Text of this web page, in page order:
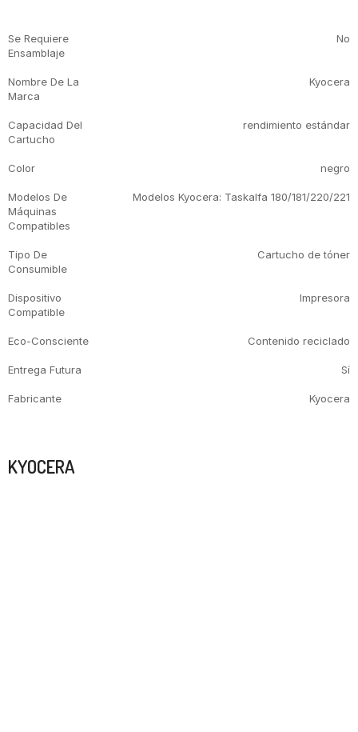
Se Requiere
Ensamblaje
No
Nombre De La
Marca
Kyocera
Capacidad Del
Cartucho
rendimiento estándar
Color negro
Modelos De
Máquinas
Compatibles
Modelos Kyocera: Taskalfa 180/181/220/221
Tipo De
Consumible
Cartucho de tóner
Dispositivo
Compatible
Impresora
Eco-Consciente Contenido reciclado
Entrega Futura Sí
Fabricante Kyocera
KYOCERA